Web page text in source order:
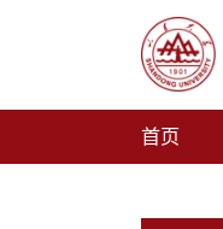
首页